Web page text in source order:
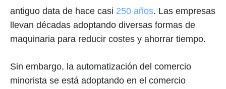
antiguo data de hace casi 250 años. Las empresas
llevan décadas adoptando diversas formas de
maquinaria para reducir costes y ahorrar tiempo.
Sin embargo, la automatización del comercio
minorista se está adoptando en el comercio